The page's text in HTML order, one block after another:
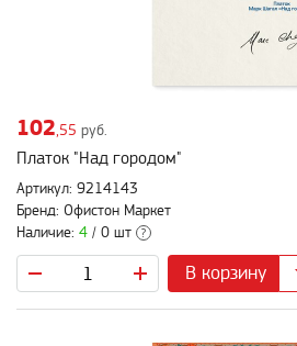
102,55 руб.
Платок "Над городом"
Артикул: 9214143
Бренд: Офистон Маркет
Наличие: 4 / 0 шт ?
В корзину